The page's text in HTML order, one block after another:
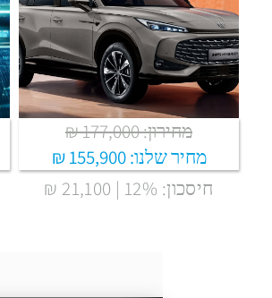
מחירון: 177,000 ₪
מחיר שלנו:155,900 ₪
חיסכון: 12% | 21,100 ₪